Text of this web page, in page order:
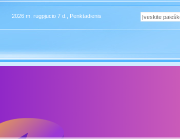
2026 m. rugpjucio 7 d., Penktadienis